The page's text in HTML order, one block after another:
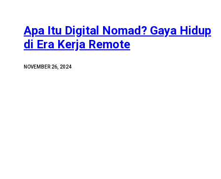
Apa Itu Digital Nomad? Gaya Hidup
di Era Kerja Remote
NOVEMBER 26, 2024